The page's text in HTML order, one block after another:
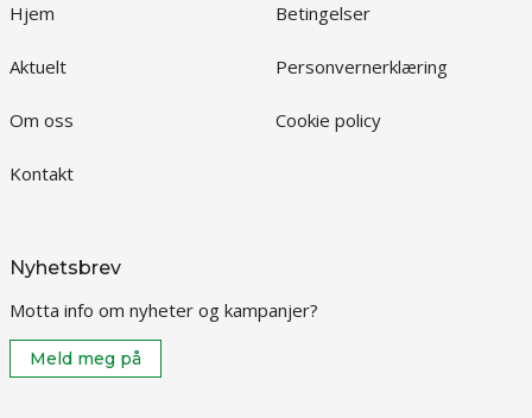
Hjem
Aktuelt
Om oss
Kontakt
Betingelser
Personvernerklæring
Cookie policy
Nyhetsbrev
Motta info om nyheter og kampanjer?
Meld meg på